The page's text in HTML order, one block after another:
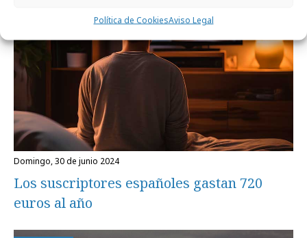
Política de CookiesAviso Legal
domingo, 30 de junio 2024
Los suscriptores españoles gastan 720
euros al año